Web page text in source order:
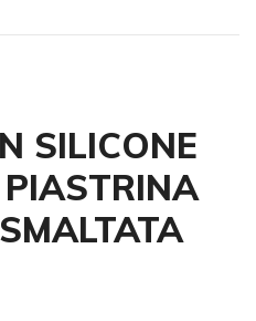
SILICONE